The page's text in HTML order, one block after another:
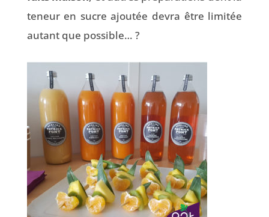
teneur en sucre ajoutée devra être limitée
autant que possible… ?